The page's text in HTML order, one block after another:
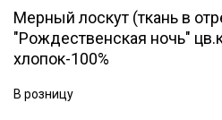
Мерный лоскут (ткань в
"Рождественская ночь"
хлопок-100%
В розницу